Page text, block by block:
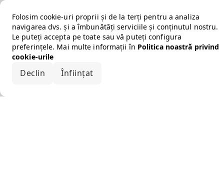
Folosim cookie-uri proprii și de la terți pentru a analiza
navigarea dvs. și a îmbunătăți serviciile și conținutul nostru.
Le puteți accepta pe toate sau vă puteți configura
preferințele. Mai multe informații în Politica noastră privind
cookie-urile
Declin Înființat